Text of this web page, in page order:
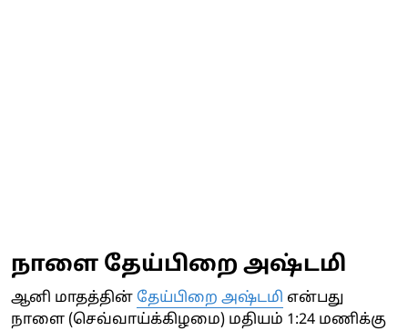
நாளை தேய்பிறை அஷ்டமி
ஆனி மாதத்தின் தேய்பிறை அஷ்டமி என்பது
நாளை (செவ்வாய்க்கிழமை) மதியம் 1:24 மணிக்கு